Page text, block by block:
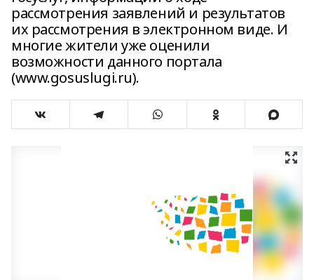
рассмотрения заявлений и результатов
их рассмотрения в электронном виде. И
многие жители уже оценили
возможности данного портала
(www.gosuslugi.ru).